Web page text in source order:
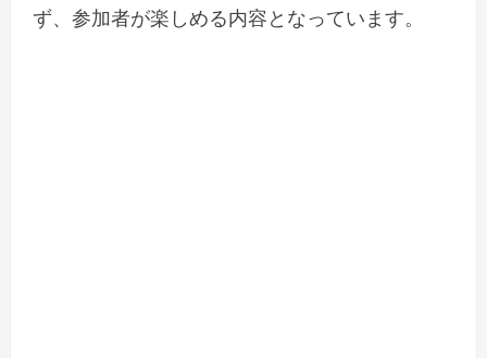
ず、参加者が楽しめる内容となっています。